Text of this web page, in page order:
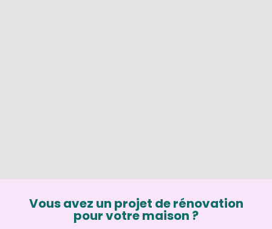
Vous avez un projet de rénovation
pour votre maison ?